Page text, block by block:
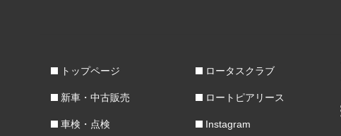
トップページ
新車・中古販売
車検・点検
ロータスクラブ
ロートピアリース
Instagram